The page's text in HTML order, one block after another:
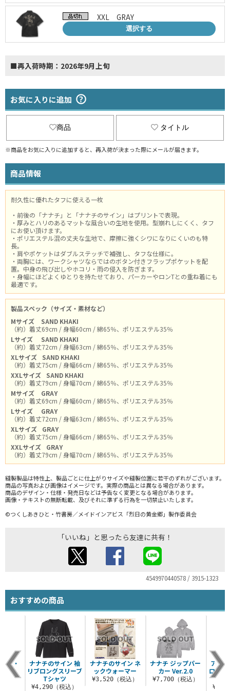
XXL GRAY
選択する
■再入荷時期：2026年9月上旬
お気に入りに追加
商品 タイトル
※商品をお気に入りに追加すると、再入荷が決まった際にメールが届きます。
商品情報
耐久性に優れたタフに使える一枚
・前後の「ナナチ」と「ナナチのサイン」はプリントで表現。
・厚みとハリのあるマットな風合いの生地を使用。型崩れしにくく、タフ
にお使い頂けます。
・ポリエステル混の丈夫な生地で、摩擦に強くシワになりにくいのも特
長。
・肩やポケットはダブルステッチで補強し、タフな仕様に。
・両胸には、ワークシャツならではのボタン付きフラップポケットを配
置。中身の飛び出しやホコリ・雨の侵入を防ぎます。
・身幅にほどよくゆとりを持たせており、パーカーやロンTとの重ね着にも
最適です。
製品スペック（サイズ・素材など）
Mサイズ
SAND KHAKI
（約）着丈69cm / 身幅60cm / 綿65％、ポリエステル35％
Lサイズ
SAND KHAKI
（約）着丈72cm / 身幅63cm / 綿65％、ポリエステル35％
XLサイズ
SAND KHAKI
（約）着丈75cm / 身幅66cm / 綿65％、ポリエステル35％
XXLサイズ
SAND KHAKI
（約）着丈79cm / 身幅70cm / 綿65％、ポリエステル35％
Mサイズ
GRAY
（約）着丈69cm / 身幅60cm / 綿65％、ポリエステル35％
Lサイズ
GRAY
（約）着丈72cm / 身幅63cm / 綿65％、ポリエステル35％
XLサイズ
GRAY
（約）着丈75cm / 身幅66cm / 綿65％、ポリエステル35％
XXLサイズ
GRAY
（約）着丈79cm / 身幅70cm / 綿65％、ポリエステル35％
縫製製品は特性上、製品ごとに仕上がりサイズや縫製位置に若干のずれがございます。
商品の写真および画像はイメージです。実際の商品とは異なる場合があります。
商品のデザイン・仕様・発売日などは予告なく変更となる場合があります。
画像・テキストの無断転載、及びそれに準ずる行為を一切禁止いたします。
©つくしあきひと・竹書房／メイドインアビス「烈日の黄金郷」製作委員会
「いいね」と思ったら友達に共有！
4549970440578 / 3915-1323
おすすめの商品
ナナチのサイン ネ
ックウォーマー
¥3,520（税込）
ナナチ ジップパー
カー Ver.2.0
¥7,700（税込）
アビ
ロング
ン・
ャツ
込）
ナナチのサイン 袖
リブロングスリーブ
Tシャツ
¥4,290（税込）